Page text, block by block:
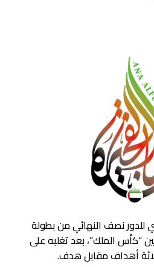
للدور نصف النهائي من بطولة
“كأس الملك”، بعد تغلبه على
أهداف مقابل هدف.